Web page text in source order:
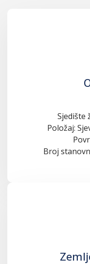
Sjedište
Položaj:
Broj